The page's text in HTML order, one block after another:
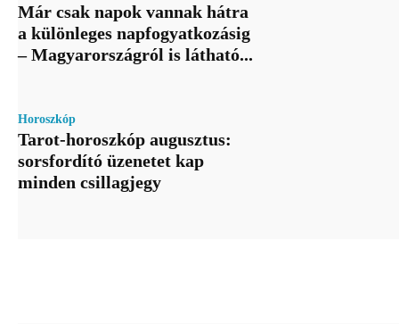
Már csak napok vannak hátra
a különleges napfogyatkozásig
– Magyarországról is látható...
Horoszkóp
Tarot-horoszkóp augusztus:
sorsfordító üzenetet kap
minden csillagjegy